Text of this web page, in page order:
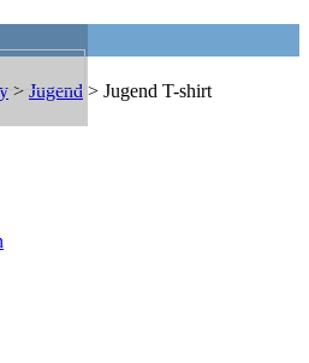
> Jugend > Jugend T-shirt